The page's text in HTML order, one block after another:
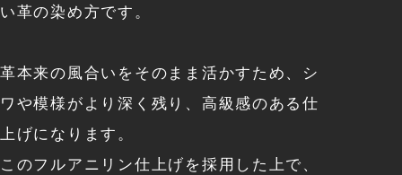
い革の染め方です。
革本来の風合いをそのまま活かすため、シ
ワや模様がより深く残り、 高級感のある仕
上げになります。
このフルアニリン仕上げを採用した上で、